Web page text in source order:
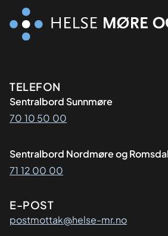
Kontaktinformasjon
TELEFON
Sentralbord Sunnmøre
70 10 50 00
Sentralbord Nordmøre og Romsdal
71 12 00 00
E-POST
postmottak@helse-mr.no